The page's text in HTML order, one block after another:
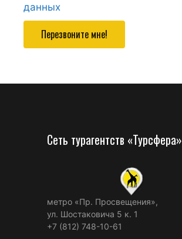
данных
Перезвоните мне!
Сеть турагентств «Турсфера»
метро «Пр. Просвещения»,
ул. Шостаковича 5 к. 1
+7 (812) 748-10-61